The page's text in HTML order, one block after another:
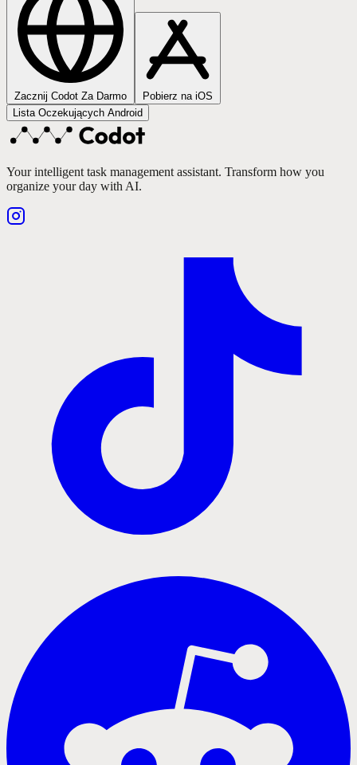
Zacznij Codot Za Darmo
Pobierz na iOS
Lista Oczekujących Android
Your intelligent task management assistant. Transform how you
organize your day with AI.